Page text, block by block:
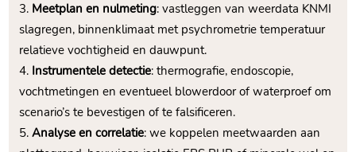
Meetplan en nulmeting: vastleggen van weerdata KNMI
slagregen, binnenklimaat met psychrometrie temperatuur
relatieve vochtigheid en dauwpunt.​
Instrumentele detectie: thermografie, endoscopie,
vochtmetingen en eventueel blowerdoor of waterproef om
scenario’s te bevestigen of te falsificeren.​
Analyse en correlatie: we koppelen meetwaarden aan